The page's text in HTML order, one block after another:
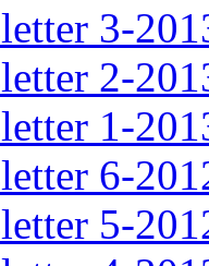
3-
2-
1-
6-
5-